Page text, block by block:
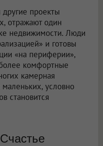
другие проекты
отражают один
недвижимости. Люди
и готовы
«на периферии»,
комфортные
камерная
условно
становится